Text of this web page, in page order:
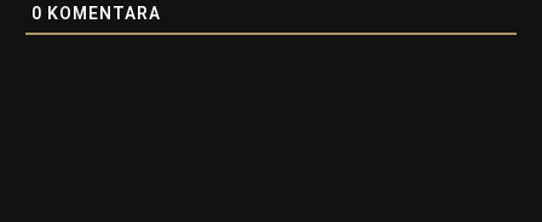
0 KOMENTARA